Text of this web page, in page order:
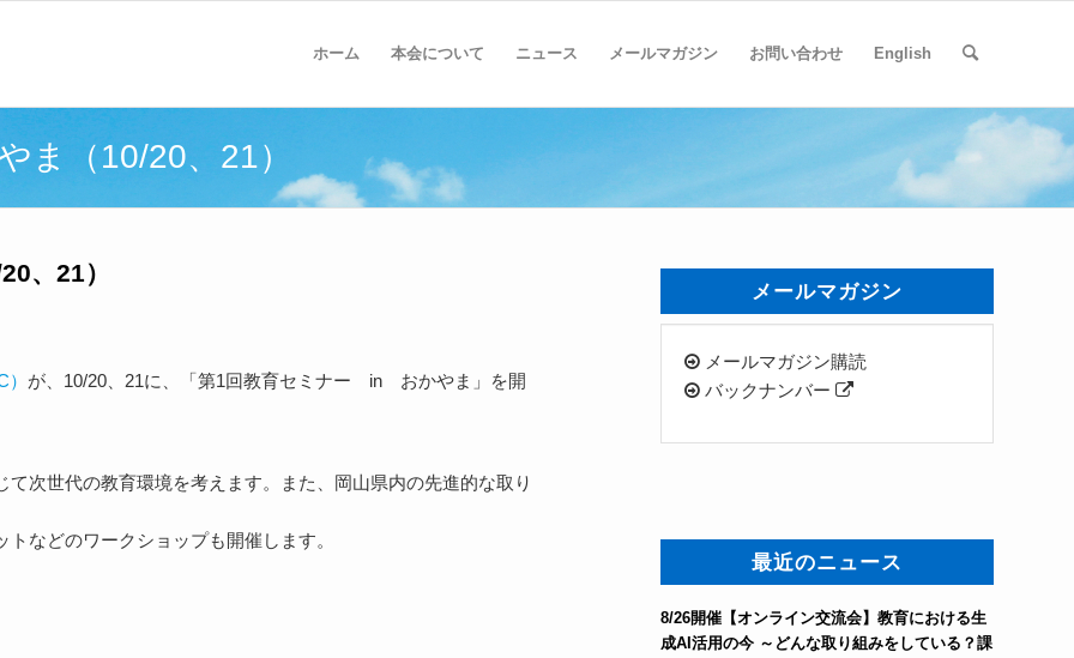
ホーム 本会について ニュース メールマガジン お問い合わせ English
（10/20、21）
、21）
が、10/20、21に、「第1回教育セミナー in おかやま」を開
次世代の教育環境を考えます。また、岡山県内の先進的な取り
などのワークショップも開催します。
メールマガジン
メールマガジン購読
バックナンバー
最近のニュース
8/26開催【オンライン交流会】教育における生
成AI活用の今 ～どんな取り組みをしている？課